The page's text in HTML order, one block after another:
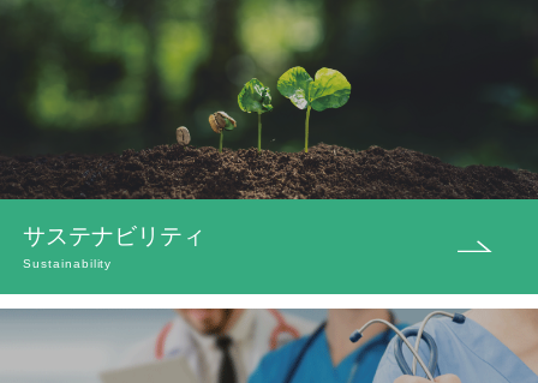
サステナビリティ
Sustainability